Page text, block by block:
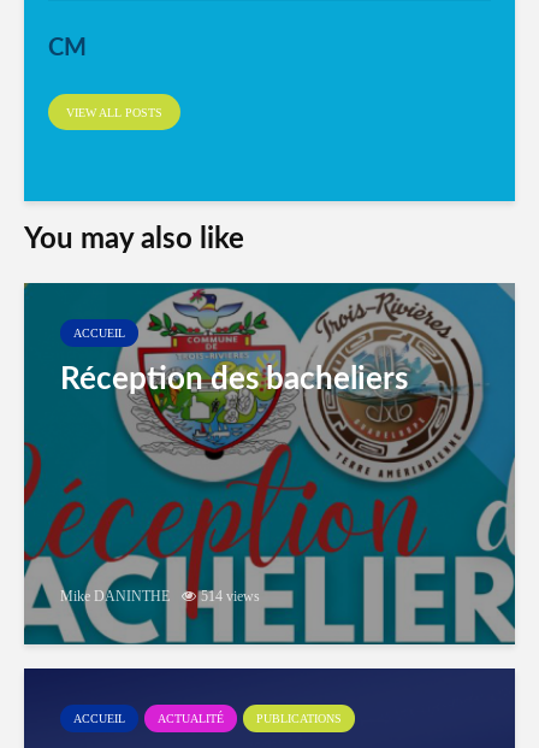
CM
VIEW ALL POSTS
You may also like
ACCUEIL
Réception des bacheliers
Mike DANINTHE 514 views
ACCUEIL ACTUALITÉ PUBLICATIONS